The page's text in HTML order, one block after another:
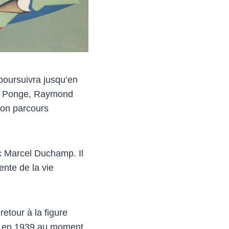
jusqu’en
Raymond
parcours
Duchamp. Il
de la vie
à la figure